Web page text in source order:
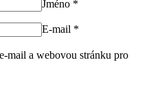
Jméno *
E-mail *
mail a webovou stránku pro